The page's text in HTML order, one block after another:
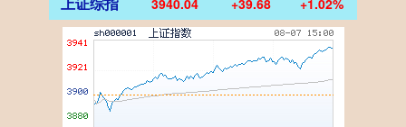
3940.04 +39.68 +1.02%